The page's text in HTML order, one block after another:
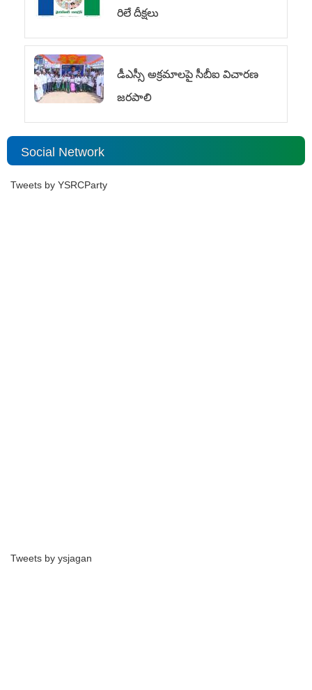
రిలే దీక్షలు
డీఎస్సీ అక్రమాలపై సీబీఐ విచారణ
జరపాలి
Social Network
Tweets by YSRCParty
Tweets by ysjagan